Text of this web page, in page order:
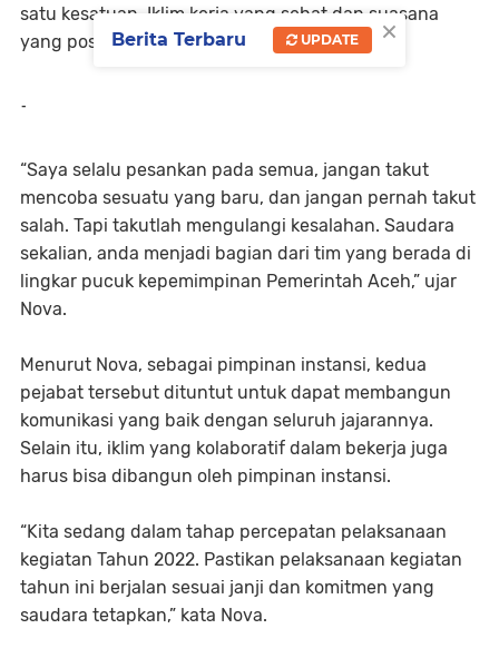
satu kesatuan. Iklim kerja yang sehat dan suasana
yang positif harus dibangun dan diciptakan.
-
“Saya selalu pesankan pada semua, jangan takut
mencoba sesuatu yang baru, dan jangan pernah takut
salah. Tapi takutlah mengulangi kesalahan. Saudara
sekalian, anda menjadi bagian dari tim yang berada di
lingkar pucuk kepemimpinan Pemerintah Aceh,” ujar
Nova.
Menurut Nova, sebagai pimpinan instansi, kedua
pejabat tersebut dituntut untuk dapat membangun
komunikasi yang baik dengan seluruh jajarannya.
Selain itu, iklim yang kolaboratif dalam bekerja juga
harus bisa dibangun oleh pimpinan instansi.
“Kita sedang dalam tahap percepatan pelaksanaan
kegiatan Tahun 2022. Pastikan pelaksanaan kegiatan
tahun ini berjalan sesuai janji dan komitmen yang
saudara tetapkan,” kata Nova.
×
Berita Terbaru UPDATE